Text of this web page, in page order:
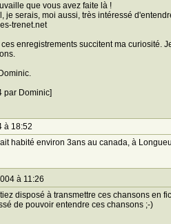
que vous avez faite là !
je serais, moi aussi, très intéressé
trenet.net
enregistrements succitent ma curiosité.
par Dominic]
à 18:52
habité environ 3ans au canada, à
à 11:26
disposé à transmettre ces chansons en
de pouvoir entendre ces chansons ;-)